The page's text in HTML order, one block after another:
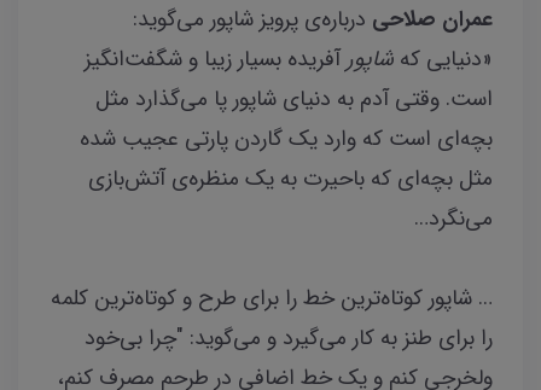
عمران صلاحی درباره‌ی پرویز شاپور می‌گوید:
«دنیایی که شاپورآفریده بسیار زیبا و شگفت‌انگیز
است. وقتی آدم به دنیای شاپور پا می‌‌گذارد مثل
بچه‌ای است که وارد یک گاردن پارتی عجیب شده
مثل بچه‌ای که باحیرت به یک منظره‌ی آتش‌بازی
می‌نگرد…
… شاپور کوتاه‌ترین خط را برای طرح و کوتاه‌ترین کلمه
را برای طنز به کار می‌گیرد و می‌گوید: "چرا بی‌خود
ولخرجی ‌کنم و یک خط اضافی در طرحم مصرف کنم،